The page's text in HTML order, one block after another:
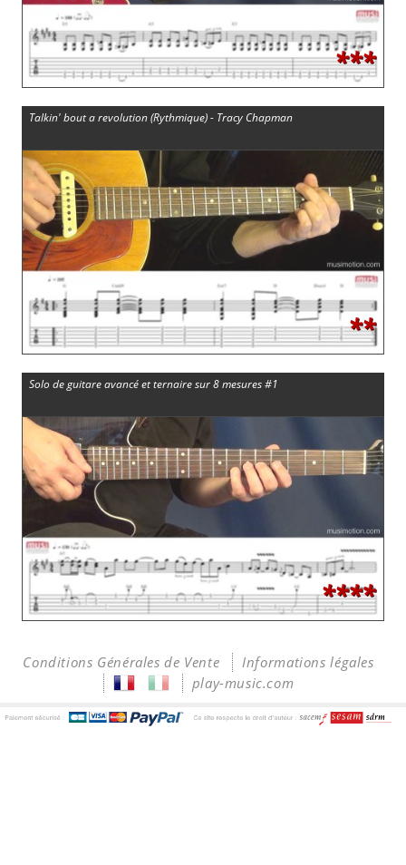
***
Talkin' bout a revolution (Rythmique) - Tracy Chapman
**
Solo de guitare avancé et ternaire sur 8 mesures #1
****
Conditions Générales de Vente
Informations légales
play-music.com